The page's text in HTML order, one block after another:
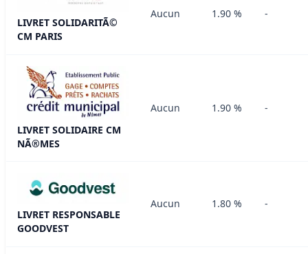
LIVRET SOLIDARITÃ©
CM PARIS
Aucun 1.90 % -
LIVRET SOLIDAIRE CM
NÃ®MES
Aucun 1.90 % -
LIVRET RESPONSABLE
GOODVEST
Aucun 1.80 % -